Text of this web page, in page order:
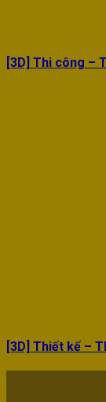
[3D] Thi công –
[3D] Thiết kế –